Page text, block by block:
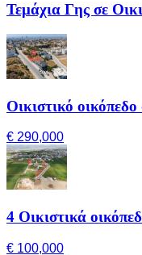
Τεμάχια Γης σε
Οικιστικό
€ 290,000
4 Οικιστικά
€ 100,000